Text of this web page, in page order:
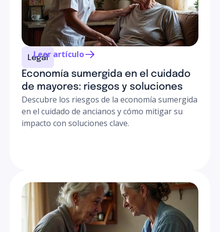
cumplen normativas de calidad y confidencialidad.
Legal
Economía sumergida en el cuidado
de mayores: riesgos y soluciones
Descubre los riesgos de la economía sumergida
en el cuidado de ancianos y cómo mitigar su
impacto con soluciones clave.
Leer artículo